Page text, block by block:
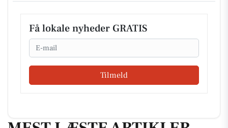
Få lokale nyheder GRATIS
Email
Tilmeld